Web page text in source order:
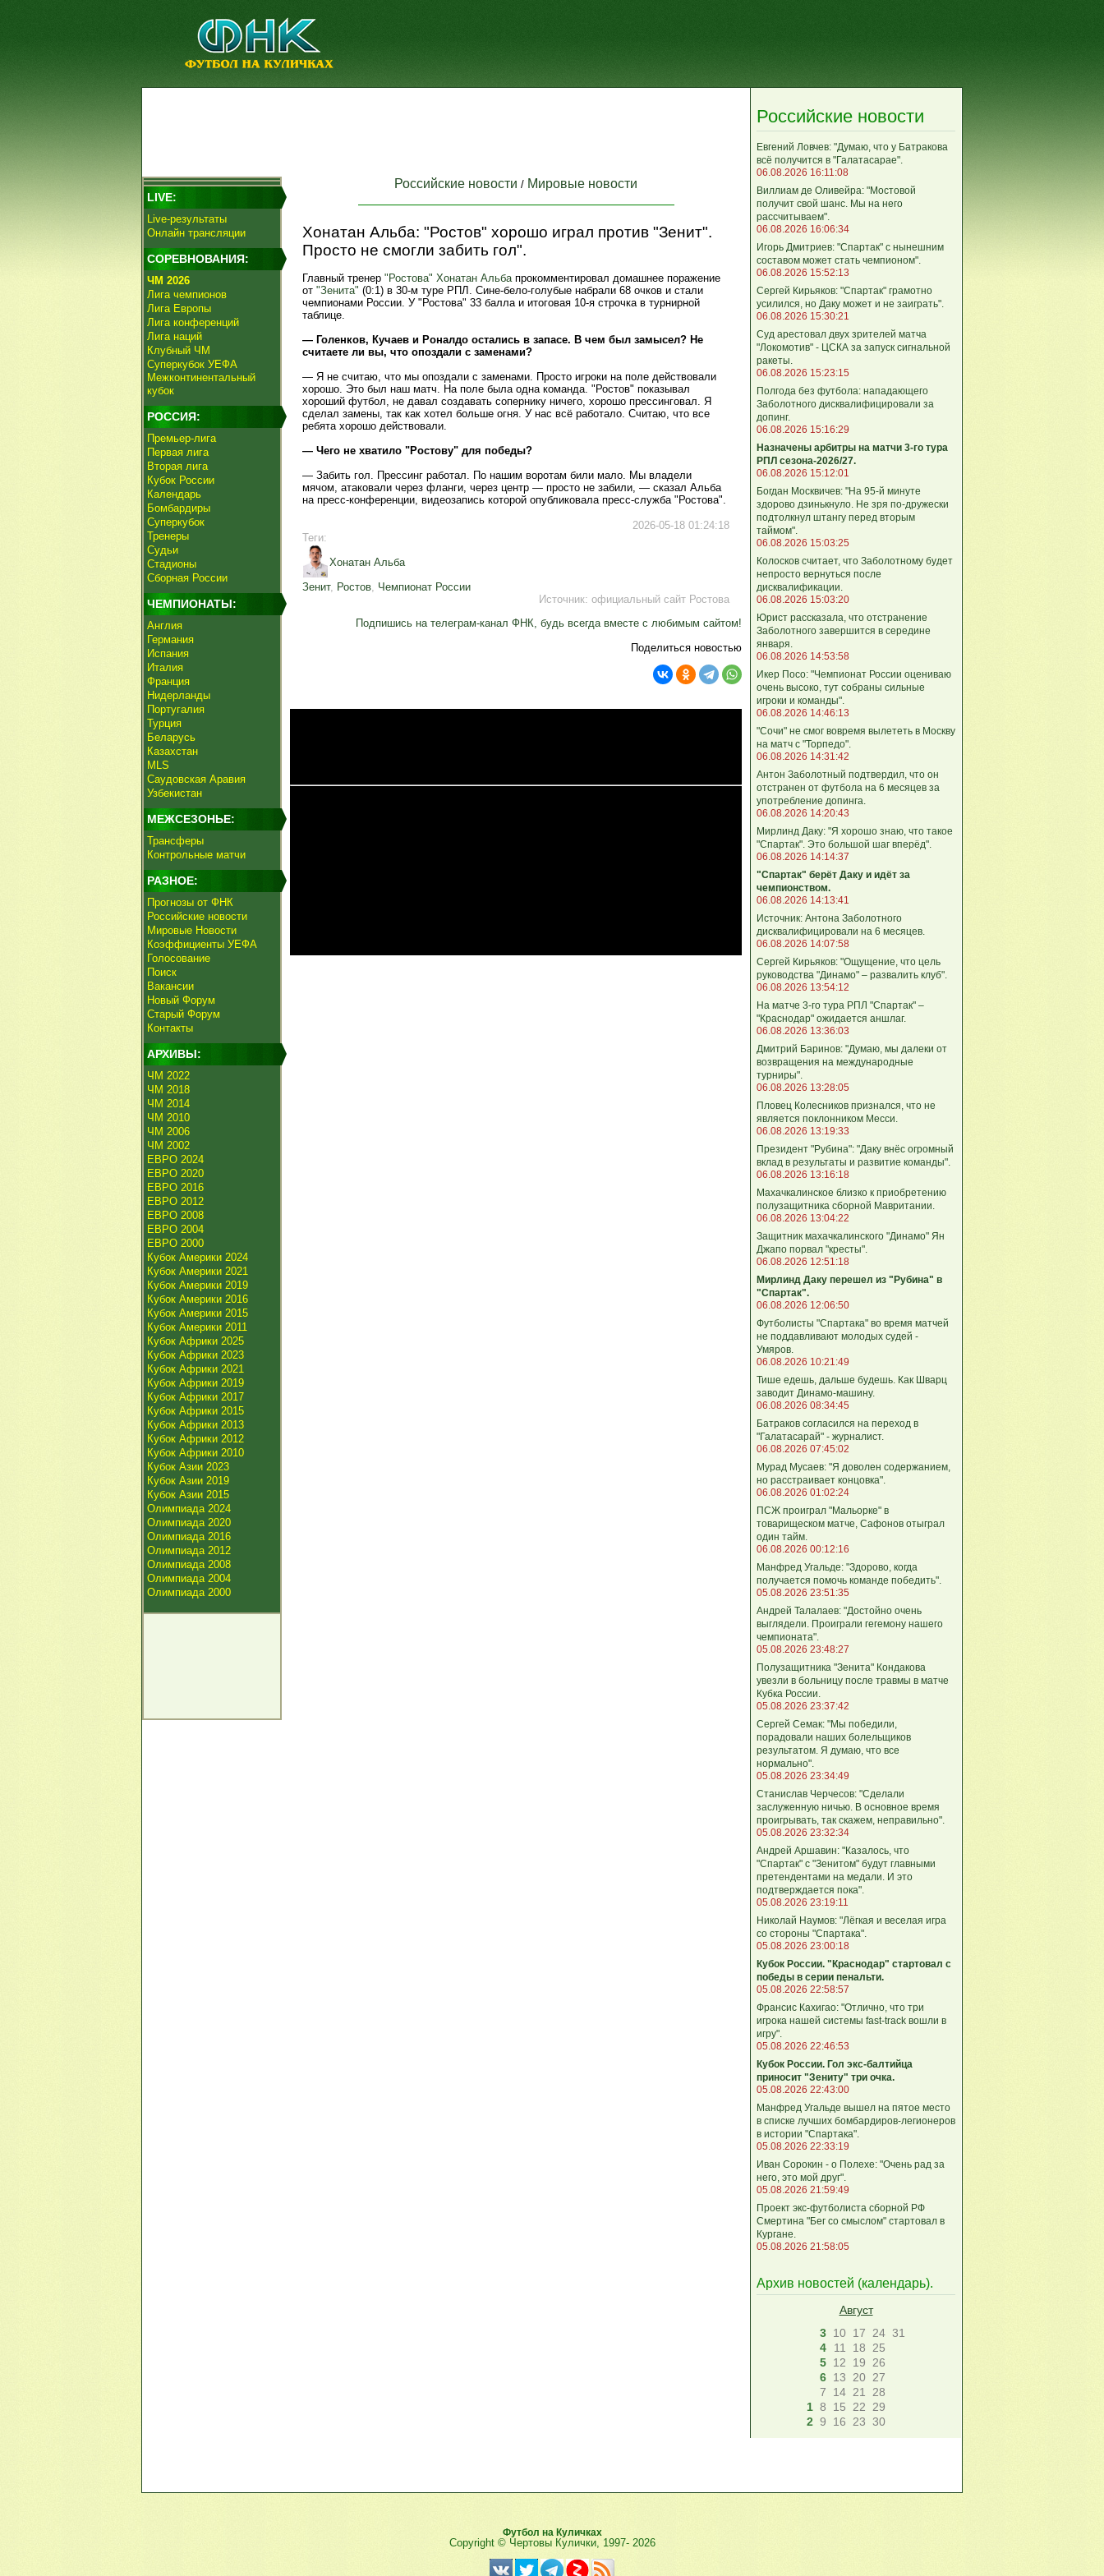
LIVE:
Live-результаты
Онлайн трансляции
СОРЕВНОВАНИЯ:
ЧМ 2026
Лига чемпионов
Лига Европы
Лига конференций
Лига наций
Клубный ЧМ
Суперкубок УЕФА
Межконтинентальный
кубок
РОССИЯ:
Премьер-лига
Первая лига
Вторая лига
Кубок России
Календарь
Бомбардиры
Суперкубок
Тренеры
Судьи
Стадионы
Сборная России
ЧЕМПИОНАТЫ:
Англия
Германия
Испания
Италия
Франция
Нидерланды
Португалия
Турция
Беларусь
Казахстан
MLS
Саудовская Аравия
Узбекистан
МЕЖСЕЗОНЬЕ:
Трансферы
Контрольные матчи
РАЗНОЕ:
Прогнозы от ФНК
Российские новости
Мировые Новости
Коэффициенты УЕФА
Голосование
Поиск
Вакансии
Новый Форум
Старый Форум
Контакты
АРХИВЫ:
ЧМ 2022
ЧМ 2018
ЧМ 2014
ЧМ 2010
ЧМ 2006
ЧМ 2002
ЕВРО 2024
ЕВРО 2020
ЕВРО 2016
ЕВРО 2012
ЕВРО 2008
ЕВРО 2004
ЕВРО 2000
Кубок Америки 2024
Кубок Америки 2021
Кубок Америки 2019
Кубок Америки 2016
Кубок Америки 2015
Кубок Америки 2011
Кубок Африки 2025
Кубок Африки 2023
Кубок Африки 2021
Кубок Африки 2019
Кубок Африки 2017
Кубок Африки 2015
Кубок Африки 2013
Кубок Африки 2012
Кубок Африки 2010
Кубок Азии 2023
Кубок Азии 2019
Кубок Азии 2015
Олимпиада 2024
Олимпиада 2020
Олимпиада 2016
Олимпиада 2012
Олимпиада 2008
Олимпиада 2004
Олимпиада 2000
Российские новости / Мировые новости
Хонатан Альба: "Ростов" хорошо играл против "Зенит".
Просто не смогли забить гол".
Главный тренер "Ростова" Хонатан Альбапрокомментировал домашнее поражение
от "Зенита" (0:1) в 30-м туре РПЛ. Сине-бело-голубые набрали 68 очков и стали
чемпионами России. У "Ростова" 33 балла и итоговая 10-я строчка в турнирной
таблице.
— Голенков, Кучаев и Роналдо остались в запасе. В чем был замысел? Не
считаете ли вы, что опоздали с заменами?
— Я не считаю, что мы опоздали с заменами. Просто игроки на поле действовали
хорошо. Это был наш матч. На поле была одна команда. "Ростов" показывал
хороший футбол, не давал создавать сопернику ничего, хорошо прессинговал. Я
сделал замены, так как хотел больше огня. У нас всё работало. Считаю, что все
ребята хорошо действовали.
— Чего не хватило "Ростову" для победы?
— Забить гол. Прессинг работал. По нашим воротам били мало. Мы владели
мячом, атаковали через фланги, через центр — просто не забили, — сказал Альба
на пресс-конференции, видеозапись которой опубликовала пресс-служба "Ростова".
2026-05-18 01:24:18
Теги:
Хонатан Альба
Зенит, Ростов, Чемпионат России
Источник: официальный сайт Ростова
Подпишись на телеграм-канал ФНК, будь всегда вместе с любимым сайтом!
Поделиться новостью
Российские новости
Евгений Ловчев: "Думаю, что у Батракова
всё получится в "Галатасарае".
06.08.2026 16:11:08
Виллиам де Оливейра: "Мостовой
получит свой шанс. Мы на него
рассчитываем".
06.08.2026 16:06:34
Игорь Дмитриев: "Спартак" с нынешним
составом может стать чемпионом".
06.08.2026 15:52:13
Сергей Кирьяков: "Спартак" грамотно
усилился, но Даку может и не заиграть".
06.08.2026 15:30:21
Суд арестовал двух зрителей матча
"Локомотив" - ЦСКА за запуск сигнальной
ракеты.
06.08.2026 15:23:15
Полгода без футбола: нападающего
Заболотного дисквалифицировали за
допинг.
06.08.2026 15:16:29
Назначены арбитры на матчи 3-го тура
РПЛ сезона-2026/27.
06.08.2026 15:12:01
Богдан Москвичев: "На 95‑й минуте
здорово дзинькнуло. Не зря по‑дружески
подтолкнул штангу перед вторым
таймом".
06.08.2026 15:03:25
Колосков считает, что Заболотному будет
непросто вернуться после
дисквалификации.
06.08.2026 15:03:20
Юрист рассказала, что отстранение
Заболотного завершится в середине
января.
06.08.2026 14:53:58
Икер Посо: "Чемпионат России оцениваю
очень высоко, тут собраны сильные
игроки и команды".
06.08.2026 14:46:13
"Сочи" не смог вовремя вылететь в Москву
на матч с "Торпедо".
06.08.2026 14:31:42
Антон Заболотный подтвердил, что он
отстранен от футбола на 6 месяцев за
употребление допинга.
06.08.2026 14:20:43
Мирлинд Даку: "Я хорошо знаю, что такое
"Спартак". Это большой шаг вперёд".
06.08.2026 14:14:37
"Спартак" берёт Даку и идёт за
чемпионством.
06.08.2026 14:13:41
Источник: Антона Заболотного
дисквалифицировали на 6 месяцев.
06.08.2026 14:07:58
Сергей Кирьяков: "Ощущение, что цель
руководства "Динамо" – развалить клуб".
06.08.2026 13:54:12
На матче 3-го тура РПЛ "Спартак" –
"Краснодар" ожидается аншлаг.
06.08.2026 13:36:03
Дмитрий Баринов: "Думаю, мы далеки от
возвращения на международные
турниры".
06.08.2026 13:28:05
Пловец Колесников признался, что не
является поклонником Месси.
06.08.2026 13:19:33
Президент "Рубина": "Даку внёс огромный
вклад в результаты и развитие команды".
06.08.2026 13:16:18
Махачкалинское близко к приобретению
полузащитника сборной Мавритании.
06.08.2026 13:04:22
Защитник махачкалинского "Динамо" Ян
Джапо порвал "кресты".
06.08.2026 12:51:18
Мирлинд Даку перешел из "Рубина" в
"Спартак".
06.08.2026 12:06:50
Футболисты "Спартака" во время матчей
не поддавливают молодых судей -
Умяров.
06.08.2026 10:21:49
Тише едешь, дальше будешь. Как Шварц
заводит Динамо-машину.
06.08.2026 08:34:45
Батраков согласился на переход в
"Галатасарай" - журналист.
06.08.2026 07:45:02
Мурад Мусаев: "Я доволен содержанием,
но расстраивает концовка".
06.08.2026 01:02:24
ПСЖ проиграл "Мальорке" в
товарищеском матче, Сафонов отыграл
один тайм.
06.08.2026 00:12:16
Манфред Угальде: "Здорово, когда
получается помочь команде победить".
05.08.2026 23:51:35
Андрей Талалаев: "Достойно очень
выглядели. Проиграли гегемону нашего
чемпионата".
05.08.2026 23:48:27
Полузащитника "Зенита" Кондакова
увезли в больницу после травмы в матче
Кубка России.
05.08.2026 23:37:42
Сергей Семак: "Мы победили,
порадовали наших болельщиков
результатом. Я думаю, что все
нормально".
05.08.2026 23:34:49
Станислав Черчесов: "Сделали
заслуженную ничью. В основное время
проигрывать, так скажем, неправильно".
05.08.2026 23:32:34
Андрей Аршавин: "Казалось, что
"Спартак" с "Зенитом" будут главными
претендентами на медали. И это
подтверждается пока".
05.08.2026 23:19:11
Николай Наумов: "Лёгкая и веселая игра
со стороны "Спартака".
05.08.2026 23:00:18
Кубок России. "Краснодар" стартовал с
победы в серии пенальти.
05.08.2026 22:58:57
Франсис Кахигао: "Отлично, что три
игрока нашей системы fast‑track вошли в
игру".
05.08.2026 22:46:53
Кубок России. Гол экс-балтийца
приносит "Зениту" три очка.
05.08.2026 22:43:00
Манфред Угальде вышел на пятое место
в списке лучших бомбардиров-легионеров
в истории "Спартака".
05.08.2026 22:33:19
Иван Сорокин - о Полехе: "Очень рад за
него, это мой друг".
05.08.2026 21:59:49
Проект экс-футболиста сборной РФ
Смертина "Бег со смыслом" стартовал в
Кургане.
05.08.2026 21:58:05
Архив новостей (календарь).
Август
3 10 17 24 31
4
11 18
25
5 12 19
26
6 13 20 27
7
14 21
28
1 8 15 22
29
2 9 16 23 30
Футбол на Куличках
Copyright © Чертовы Кулички, 1997- 2026